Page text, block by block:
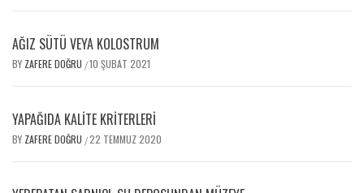
AĞIZ SÜTÜ VEYA KOLOSTRUM
BY ZAFERE DOĞRU /10 ŞUBAT 2021
YAPAĞIDA KALİTE KRİTERLERİ
BY ZAFERE DOĞRU /22 TEMMUZ 2020